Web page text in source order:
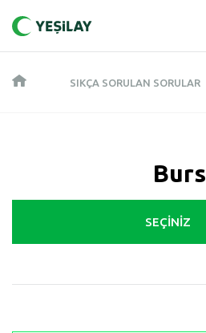
SIKÇA SORULAN SORULAR
Burs
SEÇİNİZ